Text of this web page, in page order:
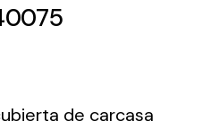
de carcasa